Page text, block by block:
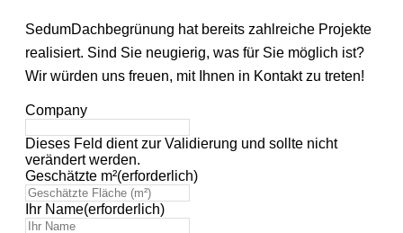
SedumDachbegrünung hat bereits zahlreiche Projekte
realisiert. Sind Sie neugierig, was für Sie möglich ist?
Wir würden uns freuen, mit Ihnen in Kontakt zu treten!
Company
Dieses Feld dient zur Validierung und sollte nicht
verändert werden.
Geschätzte m²(erforderlich)
Ihr Name(erforderlich)